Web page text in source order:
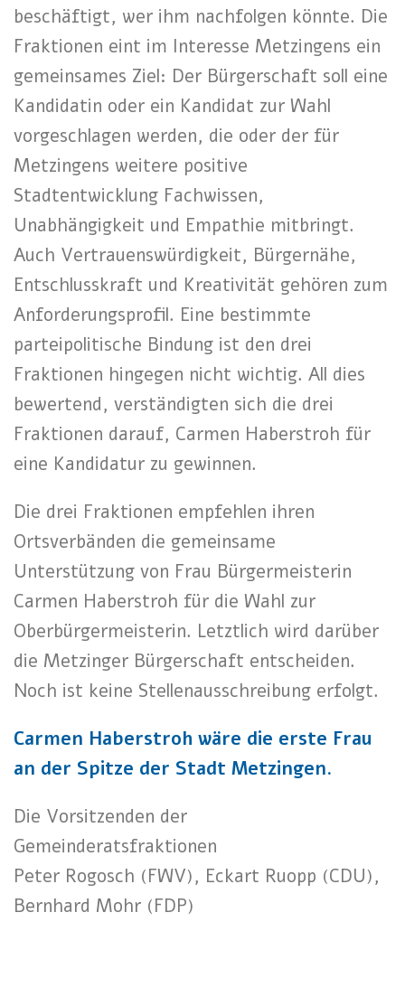
beschäftigt, wer ihm nachfolgen könnte. Die
Fraktionen eint im Interesse Metzingens ein
gemeinsames Ziel: Der Bürgerschaft soll eine
Kandidatin oder ein Kandidat zur Wahl
vorgeschlagen werden, die oder der für
Metzingens weitere positive
Stadtentwicklung Fachwissen,
Unabhängigkeit und Empathie mitbringt.
Auch Vertrauenswürdigkeit, Bürgernähe,
Entschlusskraft und Kreativität gehören zum
Anforderungsprofil. Eine bestimmte
parteipolitische Bindung ist den drei
Fraktionen hingegen nicht wichtig. All dies
bewertend, verständigten sich die drei
Fraktionen darauf, Carmen Haberstroh für
eine Kandidatur zu gewinnen.
Die drei Fraktionen empfehlen ihren
Ortsverbänden die gemeinsame
Unterstützung von Frau Bürgermeisterin
Carmen Haberstroh für die Wahl zur
Oberbürgermeisterin. Letztlich wird darüber
die Metzinger Bürgerschaft entscheiden.
Noch ist keine Stellenausschreibung erfolgt.
Carmen Haberstroh wäre die erste Frau
an der Spitze der Stadt Metzingen.
Die Vorsitzenden der
Gemeinderatsfraktionen
Peter Rogosch (FWV), Eckart Ruopp (CDU),
Bernhard Mohr (FDP)